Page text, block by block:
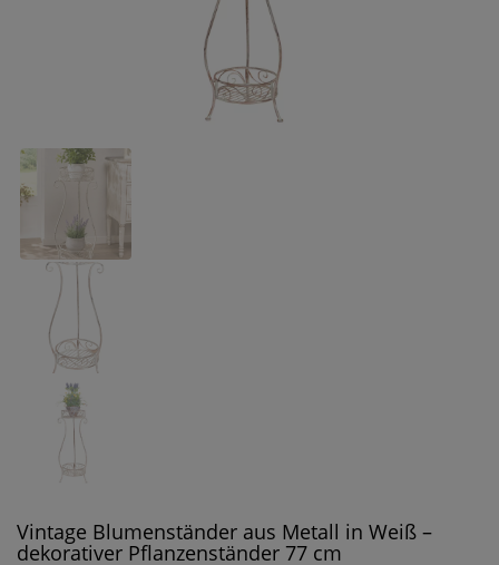
Vintage Blumenständer aus Metall in Weiß –
dekorativer Pflanzenständer 77 cm